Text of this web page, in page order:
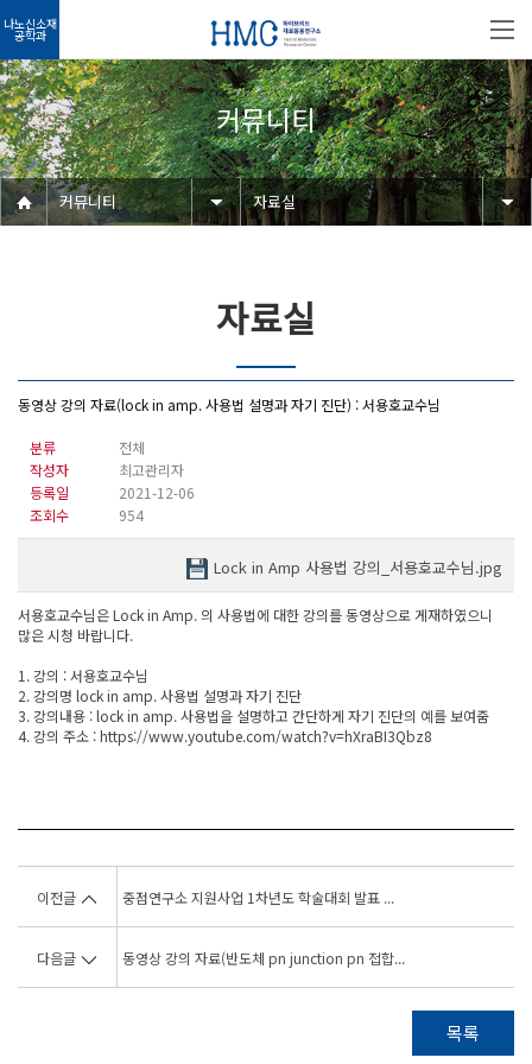
나노신소재
공학과
커뮤니티
커뮤니티 자료실
자료실
동영상 강의 자료(lock in amp. 사용법 설명과 자기 진단) : 서용호교수님
분류
전체
작성자
최고관리자
등록일
2021-12-06
조회수
954
Lock in Amp 사용법 강의_서용호교수님.jpg
서용호교수님은 Lock in Amp. 의 사용법에 대한 강의를 동영상으로 게재하였으니
많은 시청 바랍니다.
1. 강의 : 서용호교수님
2. 강의명 lock in amp. 사용법 설명과 자기 진단
3. 강의내용 : lock in amp. 사용법을 설명하고 간단하게 자기 진단의 예를 보여줌
4. 강의 주소 : https://www.youtube.com/watch?v=hXraBI3Qbz8
이전글 중점연구소 지원사업 1차년도 학술대회 발표 ...
다음글 동영상 강의 자료(반도체 pn junction pn 접합...
목록